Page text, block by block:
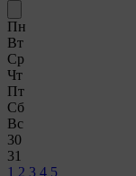
Пн
Вт
Ср
Чт
Пт
Сб
Вс
30
31
1 2 3 4 5